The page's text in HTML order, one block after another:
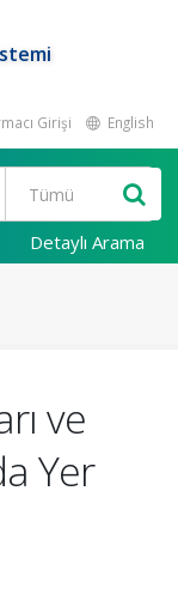
Girişi English
Detaylı Arama
ve
Yer